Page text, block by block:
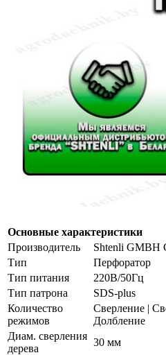
Основные характеристики
Производитель
Shtenli GMBH
Тип
Перфоратор
Тип питания
220В/50Гц
Тип патрона
SDS-plus
Количество
режимов
Сверление |
Долбление
Диам. сверления
дерева
30 мм